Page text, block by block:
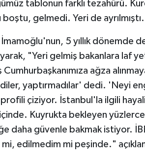
tablonun farklı tezahürü.
gelmedi. Yeri de
İmamoğlu'nun, 5 yıllık dönemde
"Yeri gelmiş bakanlara laf
Cumhurbaşkanımıza ağza
yaptırmadılar' dedi. 'Neyi
çiziyor. İstanbul'la ilgili hayali
içinde. Kuyrukta bekleyen
daha güvenle bakmak istiyor.
edilmedim mi peşinde."